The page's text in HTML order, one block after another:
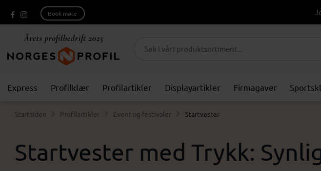
Book møte
Express Profilklær Profilartikler Displayartikler Firmagaver
Startsiden Profilartikler Event og festivaler Startvester
Startvester med Trykk: